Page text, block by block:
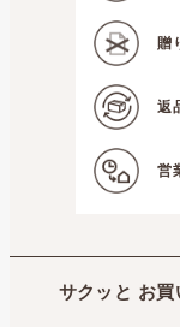
贈
返
営
サクッと お買